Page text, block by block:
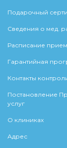
Подарочный
Сведения о мед.
Расписание
Гарантийная
Контакты
Постановление
услуг
О клиниках
Адрес